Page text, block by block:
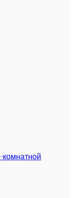
комнатной